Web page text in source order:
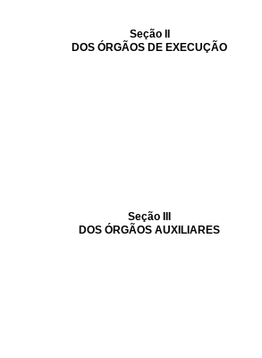
Seção II
DOS ÓRGÃOS DE EXECUÇÃO
Seção III
DOS ÓRGÃOS AUXILIARES